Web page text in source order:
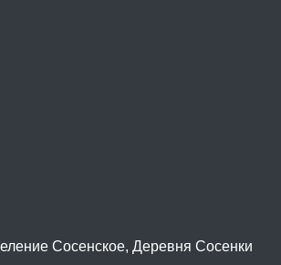
Сосенское, Деревня Сосенки